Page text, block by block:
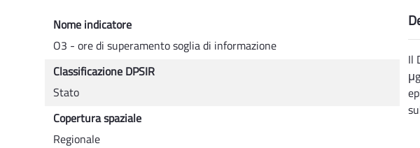
Nome indicatore
O3 - ore di superamento soglia di informazione
Classificazione DPSIR
Stato
Copertura spaziale
Regionale
Il